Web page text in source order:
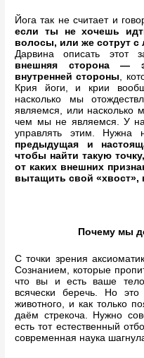
Йога так не считает и
если ты не хочешь
волосы, или же сотрут с
Дарвина описать этот
внешняя сторона —
внутренней стороны,
Крия йоги, и крии
насколько мы
являемся, или насколько
чем мы не являемся. У
управлять этим. Нужна
предыдущая и
чтобы найти такую
от каких внешних
вытащить свой «хвост»,
Почему мы
С точки зрения
Сознанием, которые
что вы и есть ваше
всячески беречь. Но
животного, и как только
даём стрекоча. Нужно
есть тот естественный
современная наука